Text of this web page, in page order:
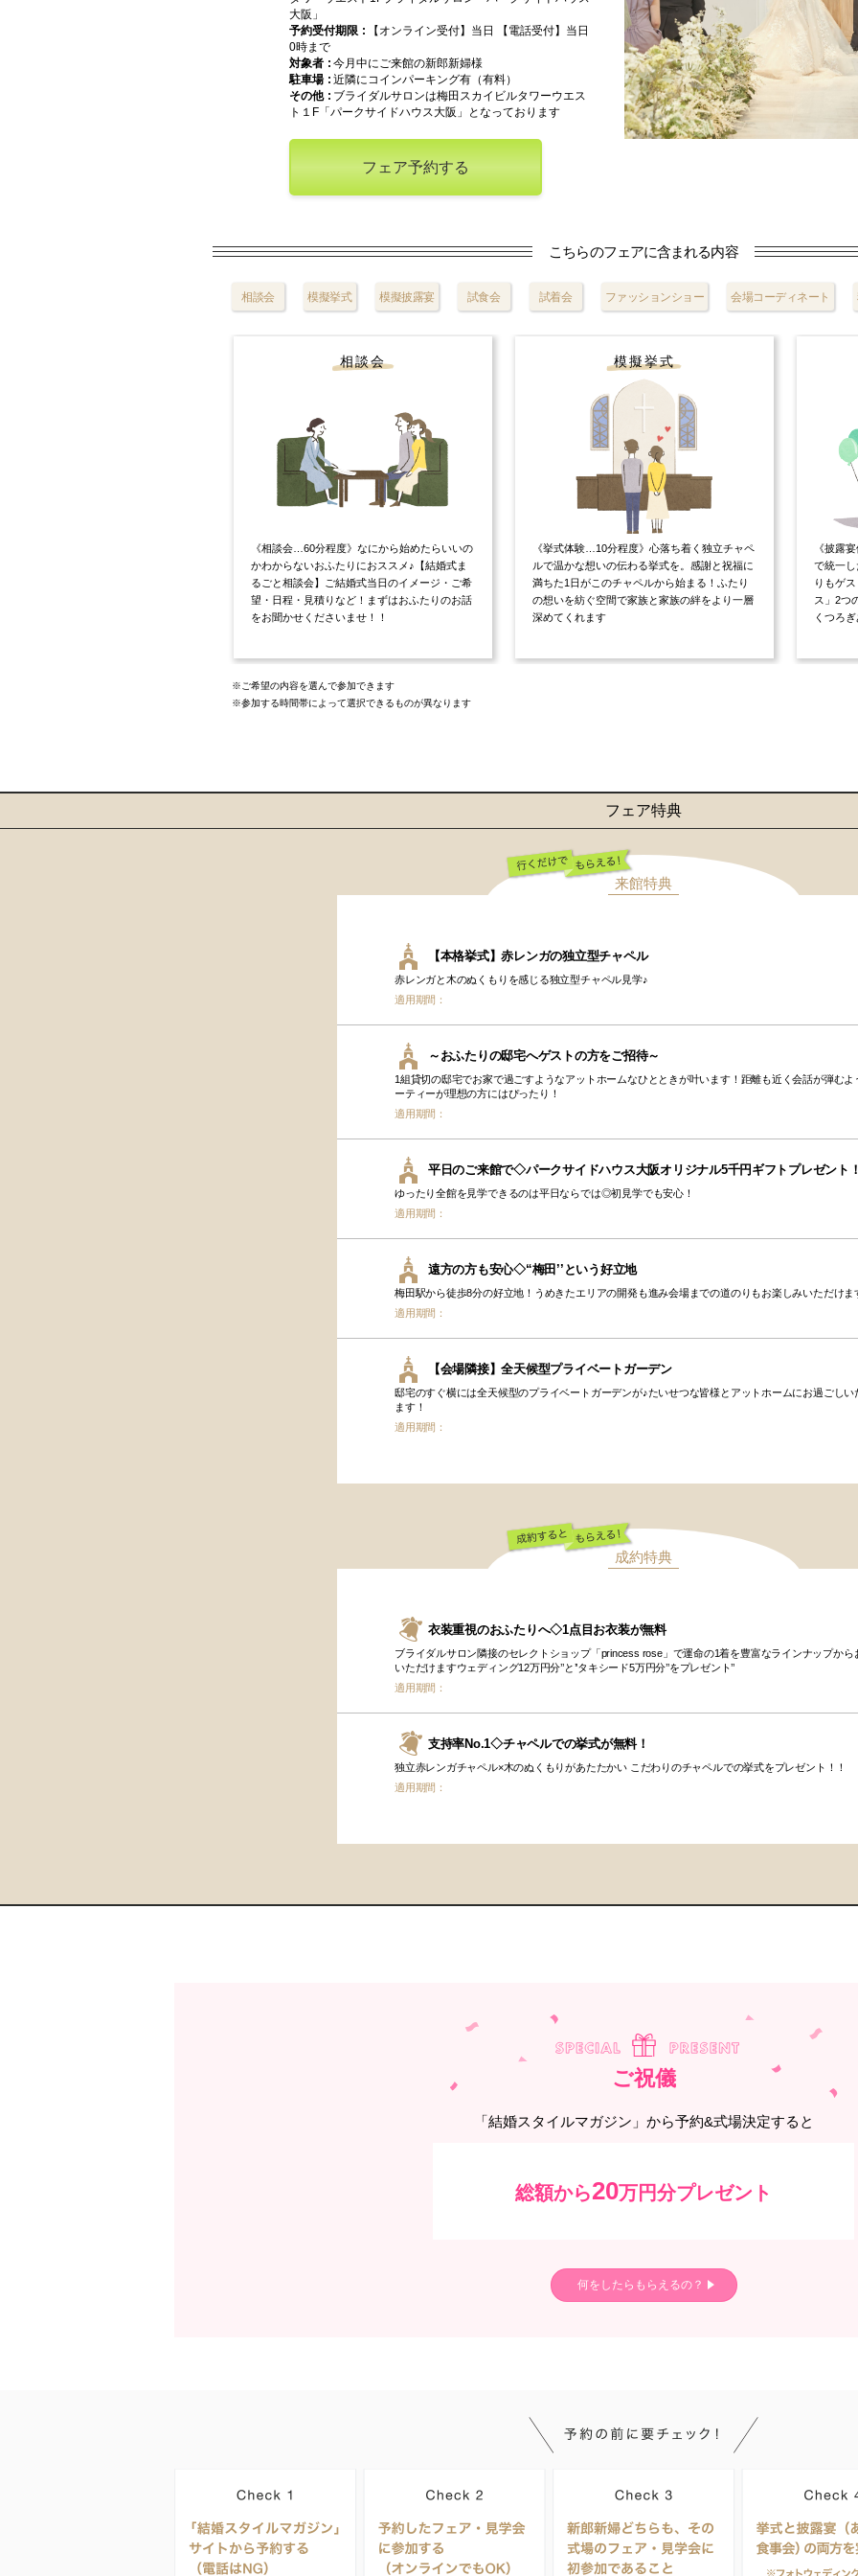
大阪」
予約受付期限
【オンライン受付】当日 【電話受付】当日
0時まで
対象者
今月中にご来館の新郎新婦様
駐車場
近隣にコインパーキング有（有料）
その他
ブライダルサロンは梅田スカイビルタワーウエス
ト１F「パークサイドハウス大阪」となっております
フェア予約する
こちらのフェアに含まれる内容
相談会 模擬挙式 模擬披露宴 試食会 試着会 ファッションショー 会場コーディネート
相談会
《相談会…60分程度》なにから始めたらいいの
かわからないおふたりにおススメ♪【結婚式ま
るごと相談会】ご結婚式当日のイメージ・ご希
望・日程・見積りなど！まずはおふたりのお話
をお聞かせくださいませ！！
模擬挙式
《挙式体験…10分程度》心落ち着く独立チャペ
ルで温かな想いの伝わる挙式を。感謝と祝福に
満ちた1日がこのチャペルから始まる！ふたり
の想いを紡ぐ空間で家族と家族の絆をより一層
深めてくれます
《披露
で統一
りもゲ
ス」2つ
くつろ
※ご希望の内容を選んで参加できます
※参加する時間帯によって選択できるものが異なります
フェア特典
来館特典
行くだけでもらえ
【本格挙式】赤レンガの独立型チャペル
赤レンガと木のぬくもりを感じる独立型チャペル見学♪
適用期間：
～おふたりの邸宅へゲストの方をご招待～
1組貸切の邸宅でお家で過ごすようなアットホームなひとときが叶います！距離も近く会話が弾むよ
ーティーが理想の方にはぴったり！
適用期間：
平日のご来館で◇パークサイドハウス大阪オリジナル5千円ギフトプレゼント！
ゆったり全館を見学できるのは平日ならでは◎初見学でも安心！
適用期間：
遠方の方も安心◇“梅田’’という好立地
梅田駅から徒歩8分の好立地！うめきたエリアの開発も進み会場までの道のりもお楽しみいただけま
適用期間：
【会場隣接】全天候型プライベートガーデン
邸宅のすぐ横には全天候型のプライベートガーデンが♪たいせつな皆様とアットホームにお過ごしい
ます！
適用期間：
成約特典
成約するともらえ
衣装重視のおふたりへ◇1点目お衣装が無料
ブライダルサロン隣接のセレクトショップ「princess rose」で運命の1着を豊富なラインナップから
いただけますウェディング12万円分’’と’’タキシード5万円分’’をプレゼント’’
適用期間：
支持率No.1◇チャペルでの挙式が無料！
独立赤レンガチャペル×木のぬくもりがあたたかい こだわりのチャペルでの挙式をプレゼント！！
適用期間：
ご祝儀
「結婚スタイルマガジン」から予約&式場決定すると
総額から20万円分プレゼント
何をしたらもらえるの？